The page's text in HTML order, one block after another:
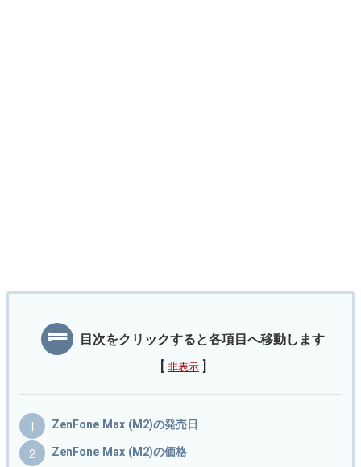
目次をクリックすると各項目へ移動します
[ 非表示 ]
ZenFone Max (M2)の発売日
ZenFone Max (M2)の価格